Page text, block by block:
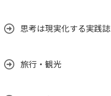
思考は現実化する実践誌
旅行・観光